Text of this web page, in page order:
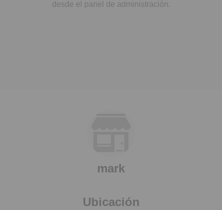
desde el panel de administración.
mark
Ubicación